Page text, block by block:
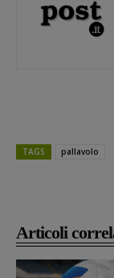
Articoli
TAGS pallavolo